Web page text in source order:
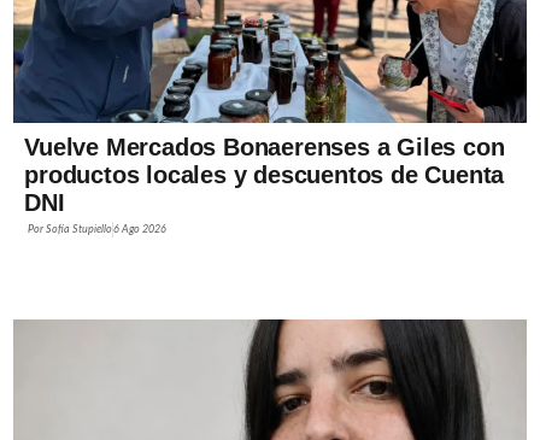
Vuelve Mercados Bonaerenses a Giles con
productos locales y descuentos de Cuenta
DNI
PorSofía Stupiello6 Ago 2026